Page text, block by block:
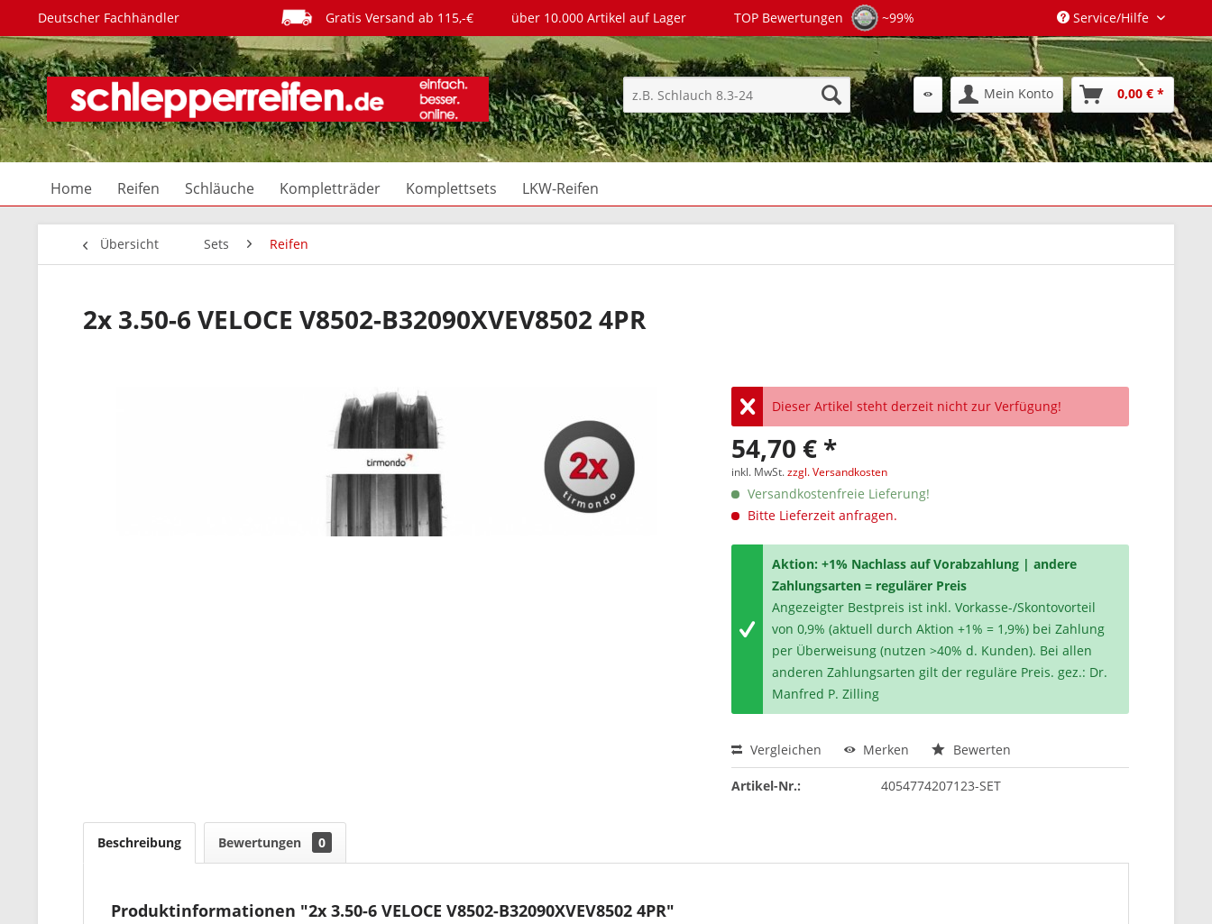
Deutscher Fachhändler Gratis Versand ab 115,-€ über 10.000 Artikel auf Lager TOP Bewertungen ~99% Service/Hilfe
Mein Konto 0,00 € *
Home Reifen Schläuche Kompletträder Komplettsets LKW-Reifen
Übersicht Sets Reifen
2x 3.50-6 VELOCE V8502-B32090XVEV8502 4PR
Dieser Artikel steht derzeit nicht zur Verfügung!
54,70 € *
inkl. MwSt.zzgl. Versandkosten
Versandkostenfreie Lieferung!
Bitte Lieferzeit anfragen.
Aktion: +1% Nachlass auf Vorabzahlung | andere
Zahlungsarten = regulärer Preis
Angezeigter Bestpreis ist inkl. Vorkasse-/Skontovorteil
von 0,9% (aktuell durch Aktion +1% = 1,9%) bei Zahlung
per Überweisung (nutzen >40% d. Kunden). Bei allen
anderen Zahlungsarten gilt der reguläre Preis. gez.: Dr.
Manfred P. Zilling
Vergleichen Merken Bewerten
Artikel-Nr.: 4054774207123-SET
Beschreibung Bewertungen 0
Produktinformationen "2x 3.50-6 VELOCE V8502-B32090XVEV8502 4PR"